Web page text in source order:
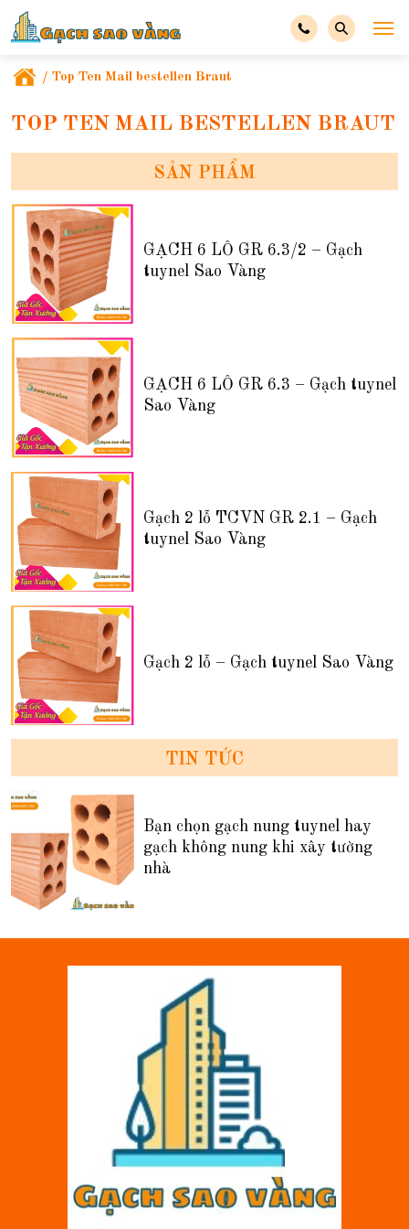
/ Top Ten Mail bestellen Braut
TOP TEN MAIL BESTELLEN BRAUT
SẢN PHẨM
GẠCH 6 LỖ GR 6.3/2 – Gạch
tuynel Sao Vàng
GẠCH 6 LỖ GR 6.3 – Gạch tuynel
Sao Vàng
Gạch 2 lỗ TCVN GR 2.1 – Gạch
tuynel Sao Vàng
Gạch 2 lỗ – Gạch tuynel Sao Vàng
TIN TỨC
Bạn chọn gạch nung tuynel hay
gạch không nung khi xây tường
nhà